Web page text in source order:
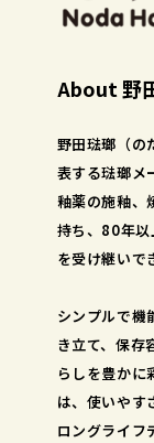
About 野
野田琺瑯（の
表する琺瑯メ
釉薬の施釉、
持ち、80年
を受け継いで
シンプルで機
き立て、保存
らしを豊か
は、使いやす
ロングライフ